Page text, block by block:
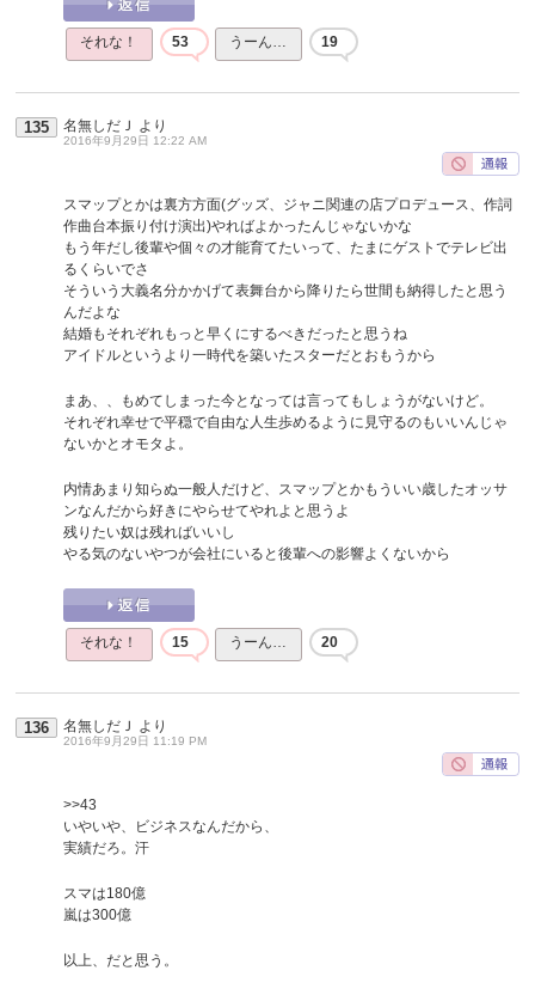
それな！ 53 うーん… 19
135 名無しだＪ より
2016年9月29日 12:22 AM
スマップとかは裏方方面(グッズ、ジャニ関連の店プロデュース、作詞
作曲台本振り付け演出)やればよかったんじゃないかな
もう年だし後輩や個々の才能育てたいって、たまにゲストでテレビ出
るくらいでさ
そういう大義名分かかげて表舞台から降りたら世間も納得したと思う
んだよな
結婚もそれぞれもっと早くにするべきだったと思うね
アイドルというより一時代を築いたスターだとおもうから
まあ、、もめてしまった今となっては言ってもしょうがないけど。
それぞれ幸せで平穏で自由な人生歩めるように見守るのもいいんじゃ
ないかとオモタよ。
内情あまり知らぬ一般人だけど、スマップとかもういい歳したオッサ
ンなんだから好きにやらせてやれよと思うよ
残りたい奴は残ればいいし
やる気のないやつが会社にいると後輩への影響よくないから
それな！ 15 うーん… 20
136 名無しだＪ より
2016年9月29日 11:19 PM
>>43
いやいや、ビジネスなんだから、
実績だろ。汗
スマは180億
嵐は300億
以上、だと思う。